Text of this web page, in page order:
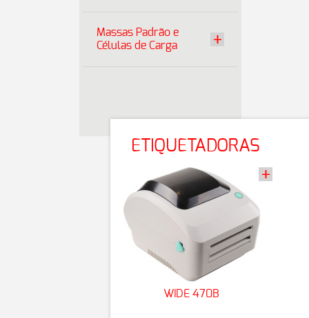
Massas Padrão e
Células de Carga
ETIQUETADORAS
WIDE 470B